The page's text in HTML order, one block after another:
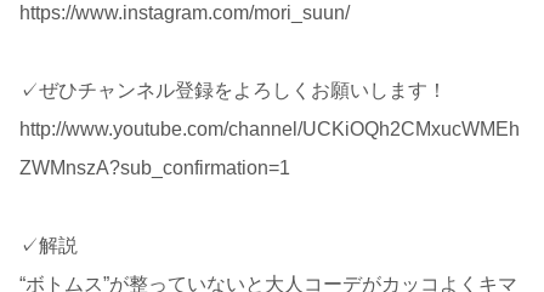
https://www.instagram.com/mori_suun/
✓ぜひチャンネル登録をよろしくお願いします！
http://www.youtube.com/channel/UCKiOQh2CMxucWMEh
ZWMnszA?sub_confirmation=1
✓解説
“ボトムス”が整っていないと大人コーデがカッコよくキマ